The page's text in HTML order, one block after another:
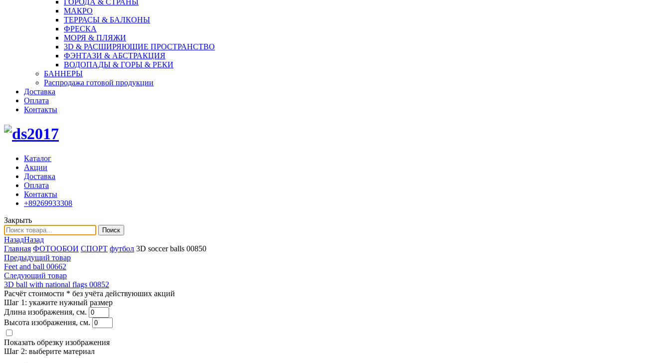
ГОРОДА & СТРАНЫ
МАКРО
ТЕРРАСЫ & БАЛКОНЫ
ФРЕСКА
МОРЯ & ПЛЯЖИ
3D & РАСШИРЯЮЩИЕ ПРОСТРАНСТВО
ФЭНТАЗИ & АБСТРАКЦИЯ
ВОДОПАДЫ & ГОРЫ & РЕКИ
БАННЕРЫ
Распродажа готовой продукции
Доставка
Оплата
Контакты
Каталог
Акции
Доставка
Оплата
Контакты
+89269933308
Закрыть
Поиск
НазадНазад
Главная ФОТООБОИ СПОРТ футбол 3D soccer balls 00850
Предыдущий товар
Feet and ball 00662
Следующий товар
3D ball with national flags 00852
Расчёт стоимости * без учёта действуюших акций
Шаг 1: укажите нужный размер
Длина изображения, см.
Высота изображения, см.
Показать обрезку изображения
Шаг 2: выберите материал